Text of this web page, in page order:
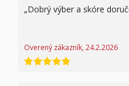
Dobrý výber a skóre
Overený zákazník, 24.2.2026
hodnotenie 5 z 5